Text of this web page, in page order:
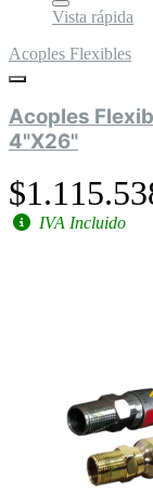
Vista rápida
Acoples Flexibles
Acoples
4"X26"
IVA Incluido